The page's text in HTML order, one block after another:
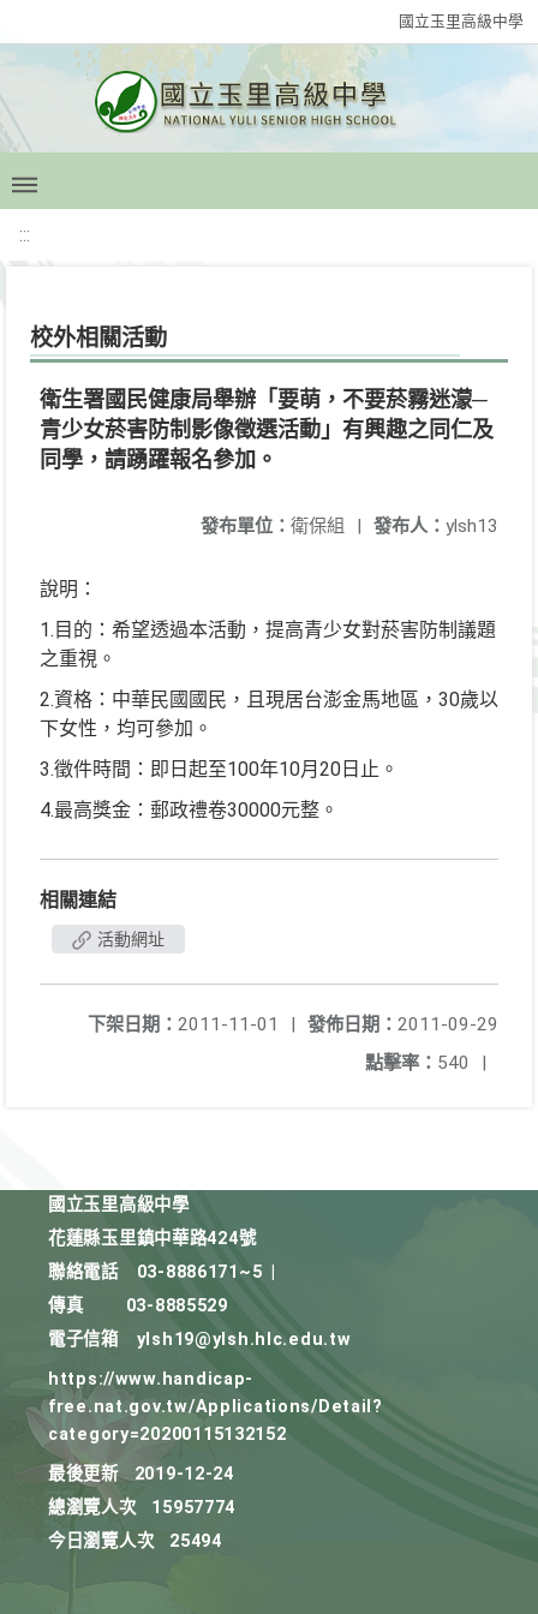
國立玉里高級中學
:::
校外相關活動
衛生署國民健康局舉辦「要萌，不要菸霧迷濛─
青少女菸害防制影像徵選活動」有興趣之同仁及
同學，請踴躍報名參加。
發布人： ylsh13
發布單位： 衛保組 |
說明：
1.目的：希望透過本活動，提高青少女對菸害防制議題
之重視。
2.資格：中華民國國民，且現居台澎金馬地區，30歲以
下女性，均可參加。
3.徵件時間：即日起至100年10月20日止。
4.最高獎金：郵政禮卷30000元整。
相關連結
活動網址
發佈日期： 2011-09-29
下架日期： 2011-11-01
|
點擊率： 540 |
國立玉里高級中學
花蓮縣玉里鎮中華路424號
聯絡電話
03-8886171~5
傳真
03-8885529
電子信箱
ylsh19@ylsh.hlc.edu.tw
https://www.handicap-
free.nat.gov.tw/Applications/Detail?
category=20200115132152
最後更新
2019-12-24
總瀏覽人次
15957774
今日瀏覽人次
25494